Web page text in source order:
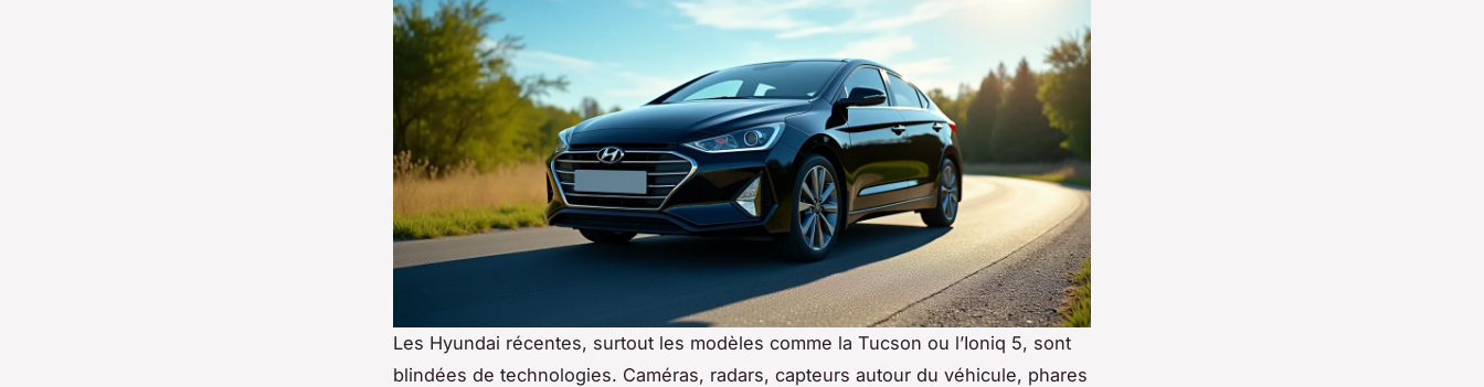
Les Hyundai récentes, surtout les modèles comme la Tucson ou l’Ioniq 5, sont
blindées de technologies. Caméras, radars, capteurs autour du véhicule, phares